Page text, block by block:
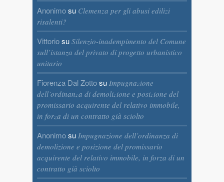
Anonimosu Clemenza per gli abusi edilizi
risalenti?
Vittoriosu Silenzio-inadempimento del Comune
sull’istanza del privato di progetto urbanistico
unitario
Fiorenza Dal Zottosu Impugnazione
dell’ordinanza di demolizione e posizione del
promissario acquirente del relativo immobile,
in forza di un contratto già sciolto
Anonimosu Impugnazione dell’ordinanza di
demolizione e posizione del promissario
acquirente del relativo immobile, in forza di un
contratto già sciolto